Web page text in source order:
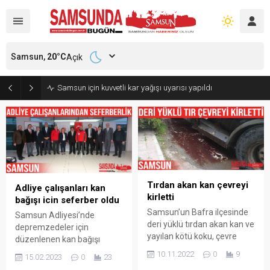
Samsun için kuvvetli kar yağışı uyarısı yapıldı
Samsun, 20°CAçık
Adliye çalışanları kan
bağışı icin seferber oldu
Samsun Adliyesi’nde
depremzedeler için
düzenlenen kan bağışı
gördü. Samsun Cumhuriyet
15.02.2023 0 23
Tırdan akan kan çevreyi
kirletti
Samsun’un Bafra ilçesinde
deri yüklü tırdan akan kan ve
yayılan kötü koku, çevre
sahibine 604 lira para cezası
10.11.2022 0 9